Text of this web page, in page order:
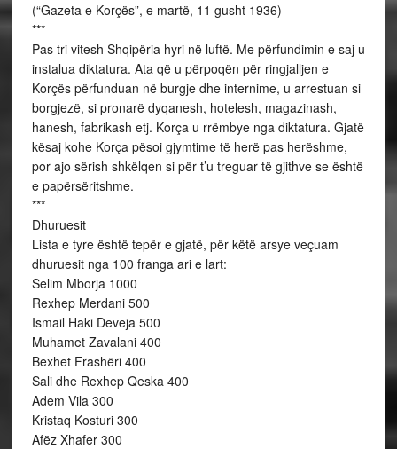
(“Gazeta e Korçës”, e martë, 11 gusht 1936)
***
Pas tri vitesh Shqipëria hyri në luftë. Me përfundimin e saj u
instalua diktatura. Ata që u përpoqën për ringjalljen e
Korçës përfunduan në burgje dhe internime, u arrestuan si
borgjezë, si pronarë dyqanesh, hotelesh, magazinash,
hanesh, fabrikash etj. Korça u rrëmbye nga diktatura. Gjatë
kësaj kohe Korça pësoi gjymtime të herë pas herëshme,
por ajo sërish shkëlqen si për t’u treguar të gjithve se është
e papërsëritshme.
***
Dhuruesit
Lista e tyre është tepër e gjatë, për këtë arsye veçuam
dhuruesit nga 100 franga ari e lart:
Selim Mborja 1000
Rexhep Merdani 500
Ismail Haki Deveja 500
Muhamet Zavalani 400
Bexhet Frashëri 400
Sali dhe Rexhep Qeska 400
Adem Vila 300
Kristaq Kosturi 300
Afëz Xhafer 300